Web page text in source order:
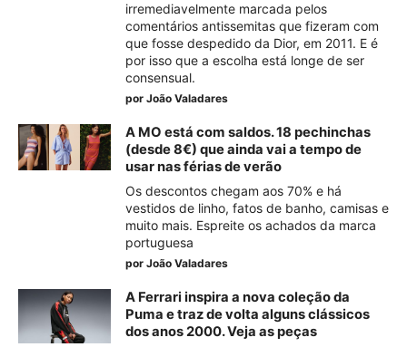
irremediavelmente marcada pelos
comentários antissemitas que fizeram com
que fosse despedido da Dior, em 2011. E é
por isso que a escolha está longe de ser
consensual.
por João Valadares
A MO está com saldos. 18 pechinchas
(desde 8€) que ainda vai a tempo de
usar nas férias de verão
Os descontos chegam aos 70% e há
vestidos de linho, fatos de banho, camisas e
muito mais. Espreite os achados da marca
portuguesa
por João Valadares
A Ferrari inspira a nova coleção da
Puma e traz de volta alguns clássicos
dos anos 2000. Veja as peças